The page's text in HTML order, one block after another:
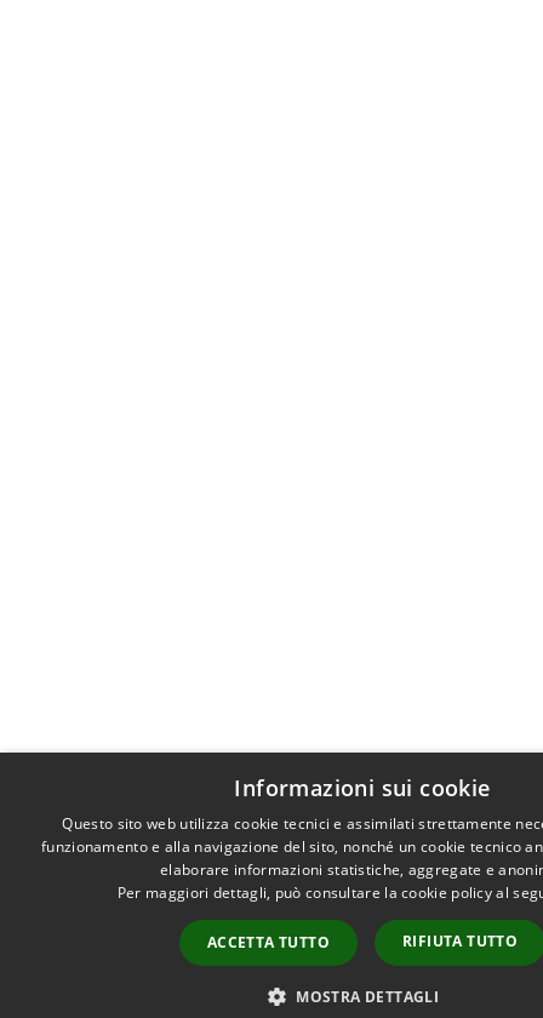
Informazioni sui cookie
Questo sito web utilizza cookie tecnici e assimilati strettamente
funzionamento e alla navigazione del sito, nonché un cookie tecnico
elaborare informazioni statistiche, aggregate e
Per maggiori dettagli, può consultare la cookie policy al
ACCETTA TUTTO RIFIUTA TUTTO
MOSTRA DETTAGLI